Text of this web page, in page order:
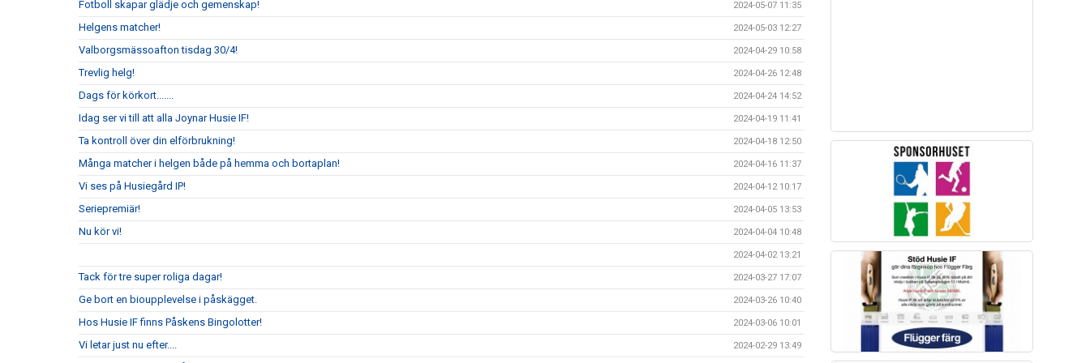
Fotboll skapar glädje och gemenskap! 2024-05-07 11:35
Helgens matcher! 2024-05-03 12:27
Valborgsmässoafton tisdag 30/4! 2024-04-29 10:58
Trevlig helg! 2024-04-26 12:48
Dags för körkort....... 2024-04-24 14:52
Idag ser vi till att alla Joynar Husie IF! 2024-04-19 11:41
Ta kontroll över din elförbrukning! 2024-04-18 12:50
Många matcher i helgen både på hemma och bortaplan! 2024-04-16 11:37
Vi ses på Husiegård IP! 2024-04-12 10:17
Seriepremiär! 2024-04-05 13:53
Nu kör vi! 2024-04-04 10:48
2024-04-02 13:21
Tack för tre super roliga dagar! 2024-03-27 17:07
Ge bort en bioupplevelse i påskägget. 2024-03-26 10:40
Hos Husie IF finns Påskens Bingolotter! 2024-03-06 10:01
Vi letar just nu efter.... 2024-02-29 13:49